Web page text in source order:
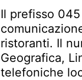
Il prefisso
ristoranti. Il
Geografica,
telefoniche